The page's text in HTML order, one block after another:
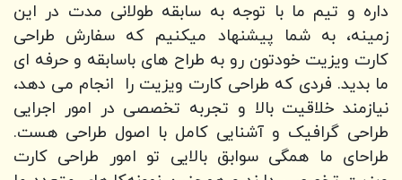
داره و تیم ما با توجه به سابقه طولانی مدت در این
زمینه، به شما پیشنهاد میکنیم که سفارش طراحی
کارت ویزیت خودتون رو به طراح های باسابقه و حرفه ای
ما بدید. فردی که طراحی کارت ویزیت را انجام می دهد،
نیازمند خلاقیت بالا و تجربه تخصصی در امور اجرایی
طراحی گرافیک و آشنایی کامل با اصول طراحی هست.
طراحای ما همگی سوابق بالایی تو امور طراحی کارت